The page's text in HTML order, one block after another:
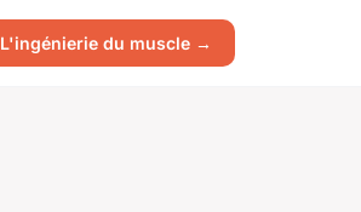
L'ingénierie du muscle →